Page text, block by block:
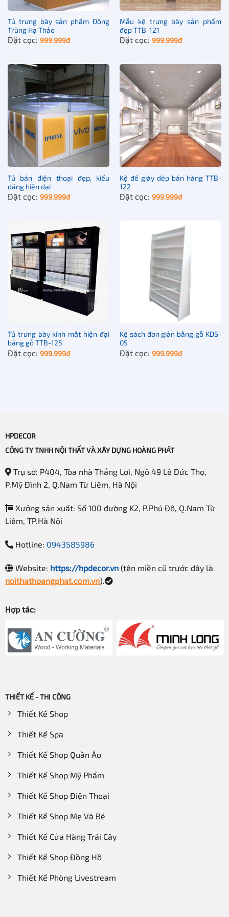
Tuy nhiên tùy mỗi loại tủ kệ mà sẽ phù hợp để trưng bày
Với TTB-140, sản phẩm này phù hợp để trưng bày, đặt ở
Salon
Showroom
Cửa hàng
Hội chợ triển lãm
Siêu thị mini, trung tâm thương mại…
Kệ bày hàng màu nâu
Kệ bày hàng màu đen
Tủ trưng bày sản phẩm Đông
Trùng Hạ Thảo
Đặt cọc: 999.999đ
Mẫu kệ trưng bày sản phẩm
đẹp TTB-121
Đặt cọc: 999.999đ
Tủ bán điện thoại đẹp, kiểu
dáng hiện đại
Đặt cọc: 999.999đ
Kệ để giày dép bán hàng TTB-
122
Đặt cọc: 999.999đ
Tủ trưng bày kính mắt hiện đại
bằng gỗ TTB-125
Đặt cọc: 999.999đ
Kệ sách đơn giản bằng gỗ KDS-
05
Đặt cọc: 999.999đ
HPDECOR
CÔNG TY TNHH NỘI THẤT VÀ XÂY DỰNG HOÀNG PHÁT
Trụ sở: P404, Tòa nhà Thắng Lợi, Ngõ 49 Lê Đức Thọ,
P.Mỹ Đình 2, Q.Nam Từ Liêm, Hà Nội
Xưởng sản xuất: Số 100 đường K2, P.Phú Đô, Q.Nam Từ
Liêm, TP.Hà Nội
Hotline: 0943585986
Website: https://hpdecor.vn(tên miền cũ trước đây là
noithathoangphat.com.vn).
Hợp tác:
THIẾT KẾ - THI CÔNG
Thiết Kế Shop
Thiết Kế Spa
Thiết Kế Shop Quần Áo
Thiết Kế Shop Mỹ Phẩm
Thiết Kế Shop Điện Thoại
Thiết Kế Shop Mẹ Và Bé
Thiết Kế Cửa Hàng Trái Cây
Thiết Kế Shop Đồng Hồ
Thiết Kế Phòng Livestream